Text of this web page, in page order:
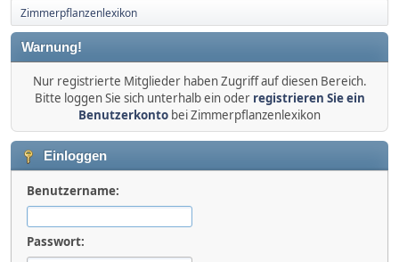
Zimmerpflanzenlexikon
Warnung!
Nur registrierte Mitglieder haben Zugriff auf diesen Bereich.
Bitte loggen Sie sich unterhalb ein oder registrieren Sie ein
Benutzerkonto bei Zimmerpflanzenlexikon
Einloggen
Benutzername:
Passwort: